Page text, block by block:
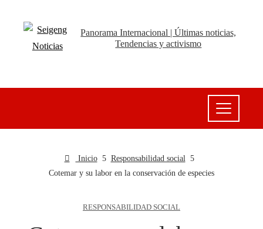
Panorama Internacional | Últimas noticias,
Tendencias y activismo
Inicio
Responsabilidad social
Cotemar y su labor en la conservación de especies
RESPONSABILIDAD SOCIAL